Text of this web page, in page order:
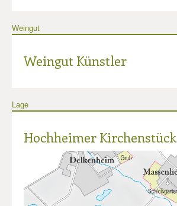
Weingut
Weingut Künstler
Lage
Hochheimer Kirchenstück